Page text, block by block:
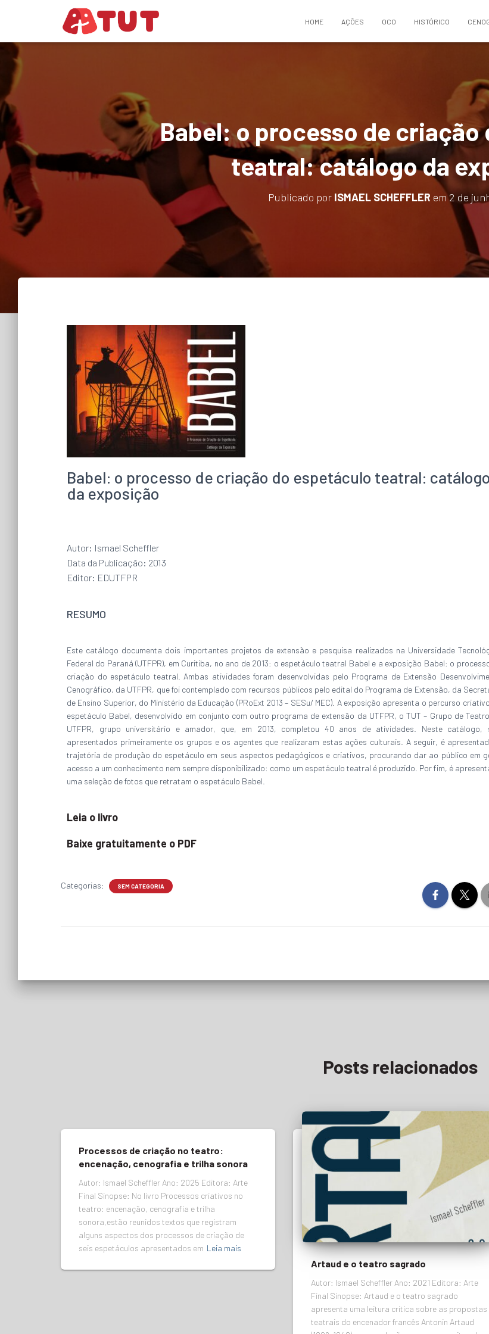
HOME AÇÕES OCO HISTÓRICO
Babel: o processo de criação
teatral: catálogo da
Publicado por ISMAEL SCHEFFLER em2 de
Babel: o processo de criação do espetáculo teatral: catálogo
da exposição
Autor: Ismael Scheffler
Data da Publicação: 2013
Editor: EDUTFPR
RESUMO
Este catálogo documenta dois importantes projetos de extensão e pesquisa realizados na Universidade
Federal do Paraná (UTFPR), em Curitiba, no ano de 2013: o espetáculo teatral Babel e a exposição Babel: o
criação do espetáculo teatral. Ambas atividades foram desenvolvidas pelo Programa de Extensão
Cenográfico, da UTFPR, que foi contemplado com recursos públicos pelo edital do Programa de Extensão, da
de Ensino Superior, do Ministério da Educação (PRoExt 2013 – SESu/ MEC). A exposição apresenta o percurso
espetáculo Babel, desenvolvido em conjunto com outro programa de extensão da UTFPR, o TUT – Grupo de
UTFPR, grupo universitário e amador, que, em 2013, completou 40 anos de atividades. Neste catálogo,
apresentados primeiramente os grupos e os agentes que realizaram estas ações culturais. A seguir, é
trajetória de produção do espetáculo em seus aspectos pedagógicos e criativos, procurando dar ao público em
acesso a um conhecimento nem sempre disponibilizado: como um espetáculo teatral é produzido. Por fim, é
uma seleção de fotos que retratam o espetáculo Babel.
Leia o livro
Baixe gratuitamente o PDF
Categorias: SEM CATEGORIA
Posts relacionados
Processos de criação no teatro:
encenação, cenografia e trilha sonora
Autor: Ismael Scheffler Ano: 2025 Editora: Arte
Final Sinopse: No livro Processos criativos no
teatro: encenação, cenografia e trilha
sonora,estão reunidos textos que registram
alguns aspectos dos processos de criação de
seis espetáculos apresentados em Leia mais
Artaud e o teatro sagrado
Autor: Ismael Scheffler Ano: 2021 Editora: Arte
Final Sinopse: Artaud e o teatro sagrado
apresenta uma leitura crítica sobre as propostas
teatrais do encenador francês Antonin Artaud